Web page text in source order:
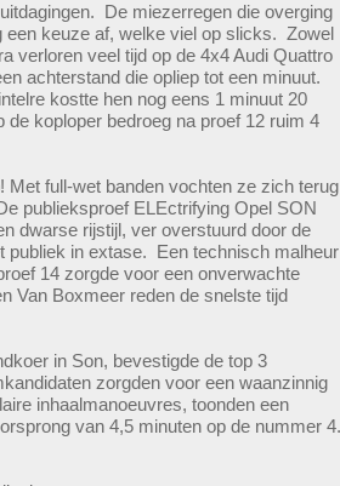
De miezerregen die overging
een keuze af, welke viel op slicks. Zowel
verloren veel tijd op de 4x4 Audi Quattro
achterstand die opliep tot een minuut.
kostte hen nog eens 1 minuut 20
de koploper bedroeg na proef 12 ruim 4
Met full-wet banden vochten ze zich terug
publieksproef ELEctrifying Opel SON
dwarse rijstijl, ver overstuurd door de
publiek in extase. Een technisch malheur
14 zorgde voor een onverwachte
Van Boxmeer reden de snelste tijd
in Son, bevestigde de top 3
zorgden voor een waanzinnig
inhaalmanoeuvres, toonden een
van 4,5 minuten op de nummer 4.